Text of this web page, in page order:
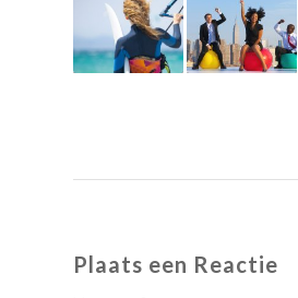
Plaats een Reactie